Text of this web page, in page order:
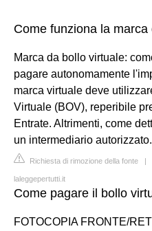
Come funziona la
Marca da bollo virtuale:
pagare autonomamente
marca virtuale deve
Virtuale (BOV), reperibile
Entrate. Altrimenti, come
un intermediario autorizzato.
Richiesta di rimozione della fonte |
laleggepertutti.it
Come pagare il bollo
FOTOCOPIA FRONTE/